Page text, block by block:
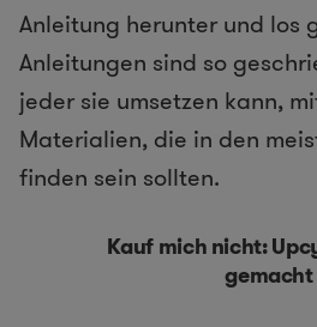
Anleitung herunter und los
Anleitungen sind so
jeder sie umsetzen kann,
Materialien, die in den
finden sein sollten.
Kauf mich nicht:
gemacht